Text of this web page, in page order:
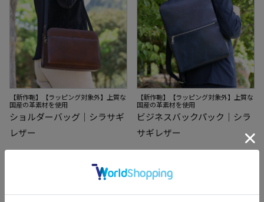
【新作鞄】【ラッピング対象外】上質な
国産の革素材を使用
ショルダーバッグ｜シラサギ
レザー
¥69,300
【新作鞄】【ラッピング対象外】上質な
国産の革素材を使用
ビジネスバックパック｜シラ
サギレザー
¥121,000